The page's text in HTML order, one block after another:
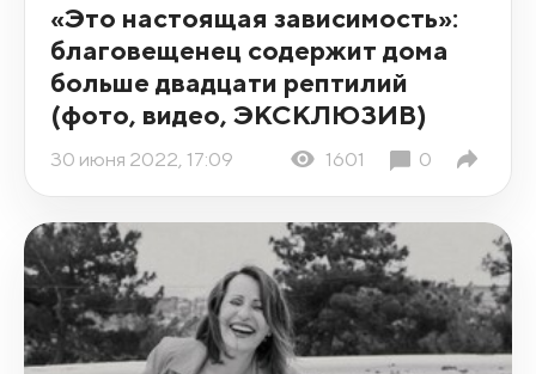
«Это настоящая зависимость»:
благовещенец содержит дома
больше двадцати рептилий
(фото, видео, ЭКСКЛЮЗИВ)
30 июня 2022, 17:09 1601 0